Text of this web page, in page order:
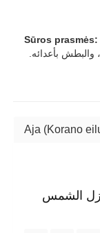
Sūros prasmės:
والبطش بأعدائه.
Aja (Korano
الشمس